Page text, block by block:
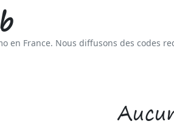
en France. Nous diffusons des codes